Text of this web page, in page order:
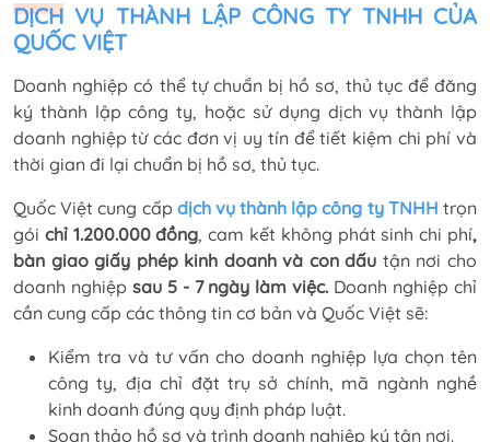
DỊCH VỤ THÀNH LẬP CÔNG TY TNHH CỦA
QUỐC VIỆT
Doanh nghiệp có thể tự chuẩn bị hồ sơ, thủ tục để đăng
ký thành lập công ty, hoặc sử dụng dịch vụ thành lập
doanh nghiệp từ các đơn vị uy tín để tiết kiệm chi phí và
thời gian đi lại chuẩn bị hồ sơ, thủ tục.
Quốc Việt cung cấp dịch vụ thành lập công ty TNHH trọn
gói chỉ 1.200.000 đồng, cam kết không phát sinh chi phí,
bàn giao giấy phép kinh doanh và con dấu tận nơi cho
doanh nghiệp sau 5 - 7 ngày làm việc. Doanh nghiệp chỉ
cần cung cấp các thông tin cơ bản và Quốc Việt sẽ:
Kiểm tra và tư vấn cho doanh nghiệp lựa chọn tên
công ty, địa chỉ đặt trụ sở chính, mã ngành nghề
kinh doanh đúng quy định pháp luật.
Soạn thảo hồ sơ và trình doanh nghiệp ký tận nơi.